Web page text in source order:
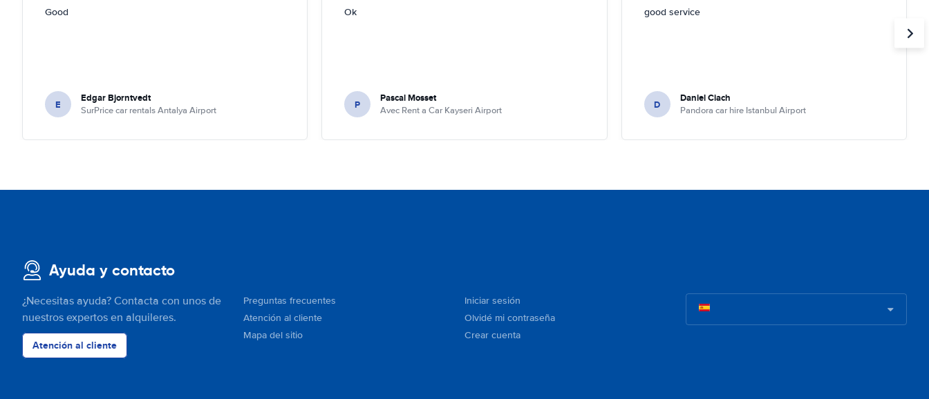
Good
E Edgar Bjorntvedt
SurPrice car rentals Antalya Airport
Ok
P Pascal Mosset
Avec Rent a Car Kayseri Airport
good service
D Daniel Ciach
Pandora car hire Istanbul Airport
Ayuda y contacto
¿Necesitas ayuda? Contacta con unos de
nuestros expertos en alquileres.
Atención al cliente
Preguntas frecuentes
Atención al cliente
Mapa del sitio
Iniciar sesión
Olvidé mi contraseña
Crear cuenta